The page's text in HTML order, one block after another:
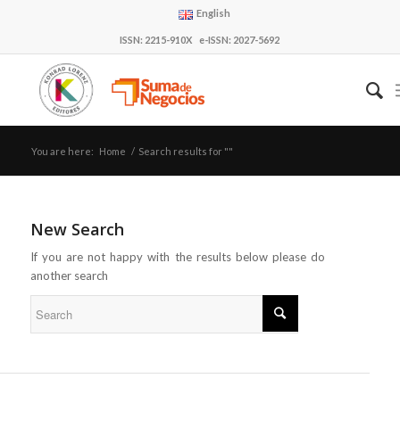
English
ISSN: 2215-910X e-ISSN: 2027-5692
You are here: Home / Search results for ""
New Search
If you are not happy with the results below please do
another search